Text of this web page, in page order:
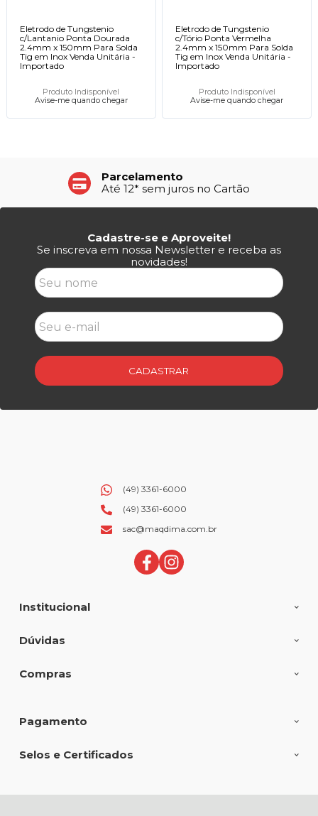
Eletrodo de Tungstenio
c/Lantanio Ponta Dourada
2.4mm x 150mm Para Solda
Tig em Inox Venda Unitária -
Importado
Produto Indisponível
Avise-me quando chegar
Eletrodo de Tungstenio
c/Tório Ponta Vermelha
2.4mm x 150mm Para Solda
Tig em Inox Venda Unitária -
Importado
Produto Indisponível
Avise-me quando chegar
Parcelamento
Até 12* sem juros no Cartão
Cadastre-se e Aproveite!
Se inscreva em nossa Newsletter e receba as
novidades!
CADASTRAR
Institucional
Dúvidas
Compras
(49) 3361-6000
(49) 3361-6000
sac@maqdima.com.br
Pagamento
Selos e Certificados